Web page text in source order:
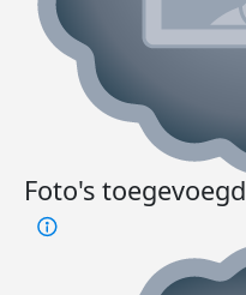
Foto's toegevoegd